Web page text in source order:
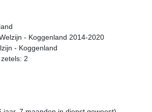
- Koggenland 2014-2020
- Koggenland
zetels: 2